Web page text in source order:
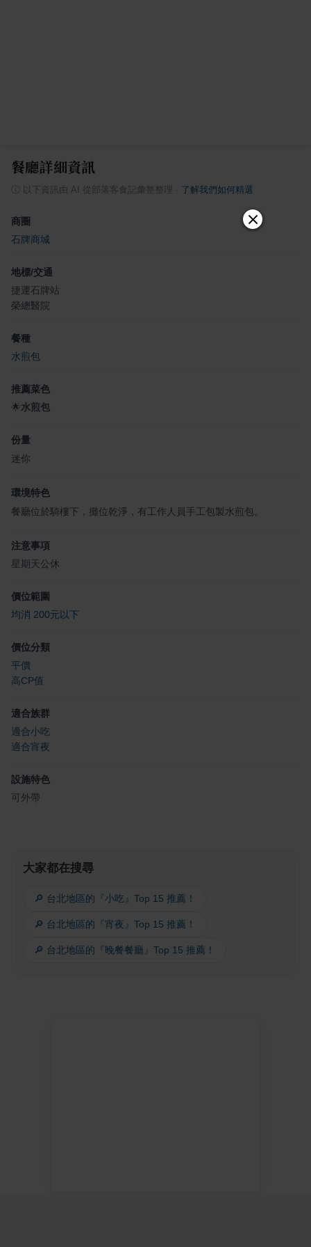
餐廳詳細資訊
以下資訊由 AI 從部落客食記彙整整理 了解我們如何精選
商圈
石牌商城
地標/交通
捷運石牌站
榮總醫院
餐種
水煎包
推薦菜色
🌟水煎包
份量
迷你
環境特色
餐廳位於騎樓下，攤位乾淨，有工作人員手工包製水煎包。
注意事項
星期天公休
價位範圍
均消 200元以下
價位分類
平價
高CP值
適合族群
適合小吃
適合宵夜
設施特色
可外帶
大家都在搜尋
🔎 台北地區的『小吃』Top 15 推薦！
🔎 台北地區的『宵夜』Top 15 推薦！
🔎 台北地區的『晚餐餐廳』Top 15 推薦！